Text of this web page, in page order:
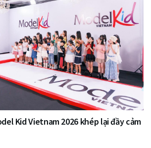
Kid Vietnam 2026 khép lại đầy cảm